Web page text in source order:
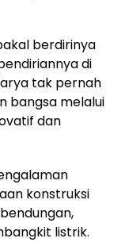
berdirinya
di
tak pernah
bangsa melalui
dan
konstruksi
listrik.